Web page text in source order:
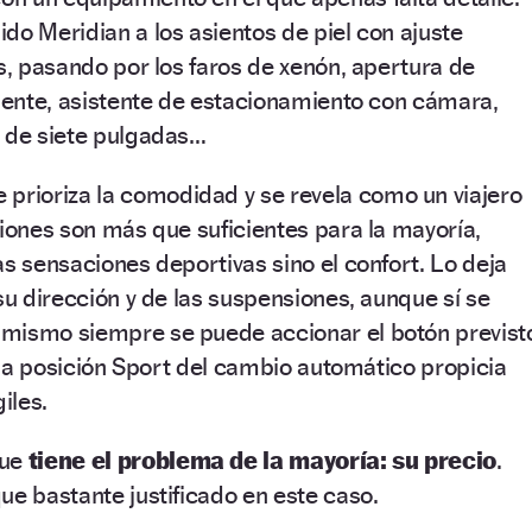
Meridian a los asientos de piel con ajuste
pasando por los faros de xenón, apertura de
asistente de estacionamiento con cámara,
siete pulgadas…
prioriza la comodidad y se revela como un viajero
son más que suficientes para la mayoría,
sensaciones deportivas sino el confort. Lo deja
dirección y de las suspensiones, aunque sí se
siempre se puede accionar el botón
posición Sport del cambio automático propicia
tiene el problema de la mayoría: su precio.
bastante justificado en este caso.